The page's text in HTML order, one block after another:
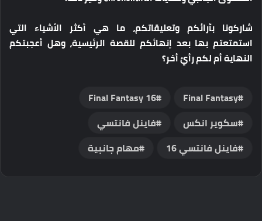
شاركونا بآرائكم وتعليقاتكم، ما هي أكثر الأشياء التي
استمتعتم بها بعد إنهائكم للقصة الرئيسية، وهل أعجبتكم
النهاية أم لكم رأيٌ أخر؟
Final Fantasy
Final Fantasy 16
سكوير انكس
فاينل فانتسي
فاينل فانتسي 16
مهام جانبية